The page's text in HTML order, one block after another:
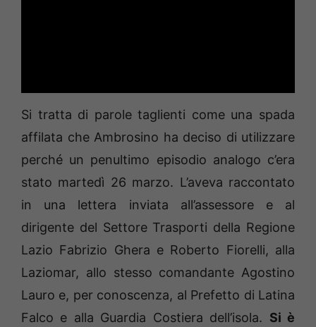
Si tratta di parole taglienti come una spada
affilata che Ambrosino ha deciso di utilizzare
perché un penultimo episodio analogo c’era
stato martedì 26 marzo. L’aveva raccontato
in una lettera inviata all’assessore e al
dirigente del Settore Trasporti della Regione
Lazio Fabrizio Ghera e Roberto Fiorelli, alla
Laziomar, allo stesso comandante Agostino
Lauro e, per conoscenza, al Prefetto di Latina
Falco e alla Guardia Costiera dell’isola. Si è